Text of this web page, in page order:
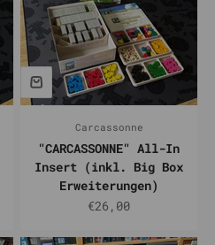
Carcassonne
"CARCASSONNE" All-In
Insert (inkl. Big Box
Erweiterungen)
Prix de vente
€26,00